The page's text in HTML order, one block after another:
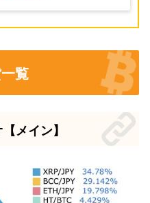
覧
メイン】